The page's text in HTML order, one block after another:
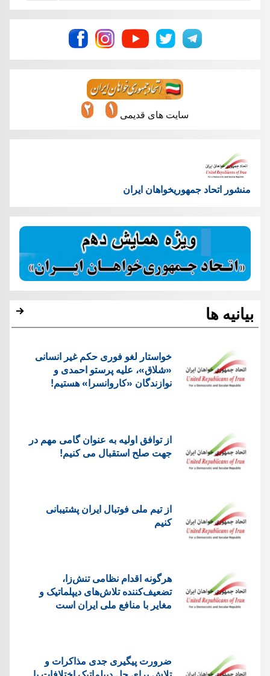
سایت های قدیمی
منشور اتحاد جمهوریخواهان ایران
بیانیه ها
خواستار لغو فوری حکم غیر انسانی
«شلاق»، علیه پرستو احمدی و
نوازندگان «کاروانسرا» هستیم!
از توافق اولیه به عنوان گامی مهم در
جهت صلح استقبال می کنیم!
از تیم ملی فوتبال ایران پشتیبانی
کنیم
هرگونه اقدام نظامی تنش‌زا،
تضعیف‌کننده تلاش‌های دیپلماتیک و
مغایر با منافع ملی ایران است
ضرورت پیگیری جدی مذاکرات و